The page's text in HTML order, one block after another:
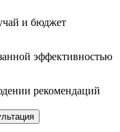
и бюджет
эффективностью
рекомендаций